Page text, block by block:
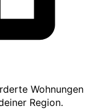
Wohnungen
Region.